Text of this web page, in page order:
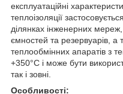
експлуатаційні
теплоізоляції
ділянках інженерних
ємностей та резервуарів, а
теплообмінних апаратів з
+350°С і може бути
так і зовні.
Особливості: